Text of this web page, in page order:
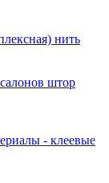
нить
штор
- клеевые